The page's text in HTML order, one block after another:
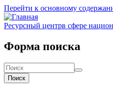
Перейти к основному
Ресурсный центрв сфере
Форма поиска
Поиск